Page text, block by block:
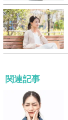
関連記事